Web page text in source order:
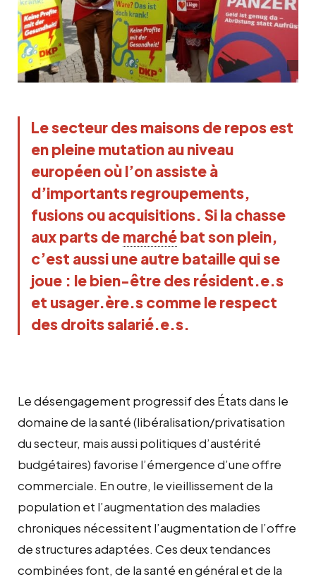
Le secteur des maisons de repos est
en pleine mutation au niveau
européen où l’on assiste à
d’importants regroupements,
fusions ou acquisitions. Si la chasse
aux parts demarchébat son plein,
c’est aussi une autre bataille qui se
joue : le bien-être des résident.e.s
et usager.ère.s comme le respect
des droits salarié.e.s.
Le désengagement progressif des États dans le
domaine de la santé (libéralisation/privatisation
du secteur, mais aussi politiques d’austérité
budgétaires) favorise l’émergence d’une offre
commerciale. En outre, le vieillissement de la
population et l’augmentation des maladies
chroniques nécessitent l’augmentation de l’offre
de structures adaptées. Ces deux tendances
combinées font, de la santé en général et de la